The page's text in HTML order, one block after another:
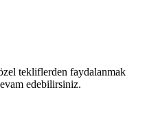
tekliflerden faydalanmak
edebilirsiniz.